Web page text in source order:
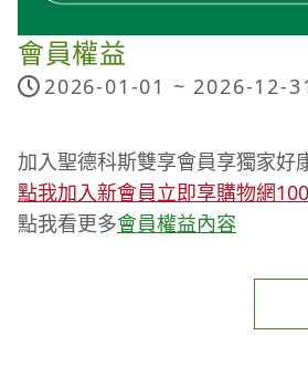
選用食材推薦
【自然思維】有機黃金薑黃粉🟡
美國USDA有機、加拿大官方有機
ECOCERT有機及猶太Kosher等
從品種飼育把關，培育出滿分土
專家結合科技飼養、提供安全健
會員權益
2026-01-01 ~ 2026-12-
加入聖德科斯雙享會員享獨家好
點我加入新會員立即享購物網
點我看更多會員權益內容